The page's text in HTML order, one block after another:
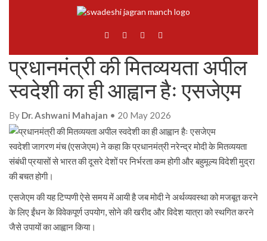
प्रधानमंत्री की मितव्ययता अपील
स्वदेशी का ही आह्वान हैः एसजेएम
By Dr. Ashwani Mahajan • 20 May 2026
स्वदेशी जागरण मंच (एसजेएम) ने कहा कि प्रधानमंत्री नरेन्द्र मोदी के मितव्ययता
संबंधी प्रयासों से भारत की दूसरे देशों पर निर्भरता कम होगी और बहुमूल्य विदेशी मुद्रा
की बचत होगी।
एसजेएम की यह टिप्पणी ऐसे समय में आयी है जब मोदी ने अर्थव्यवस्था को मजबूत करने
के लिए ईंधन के विवेकपूर्ण उपयोग, सोने की खरीद और विदेश यात्रा को स्थगित करने
जैसे उपायों का आह्वान किया।